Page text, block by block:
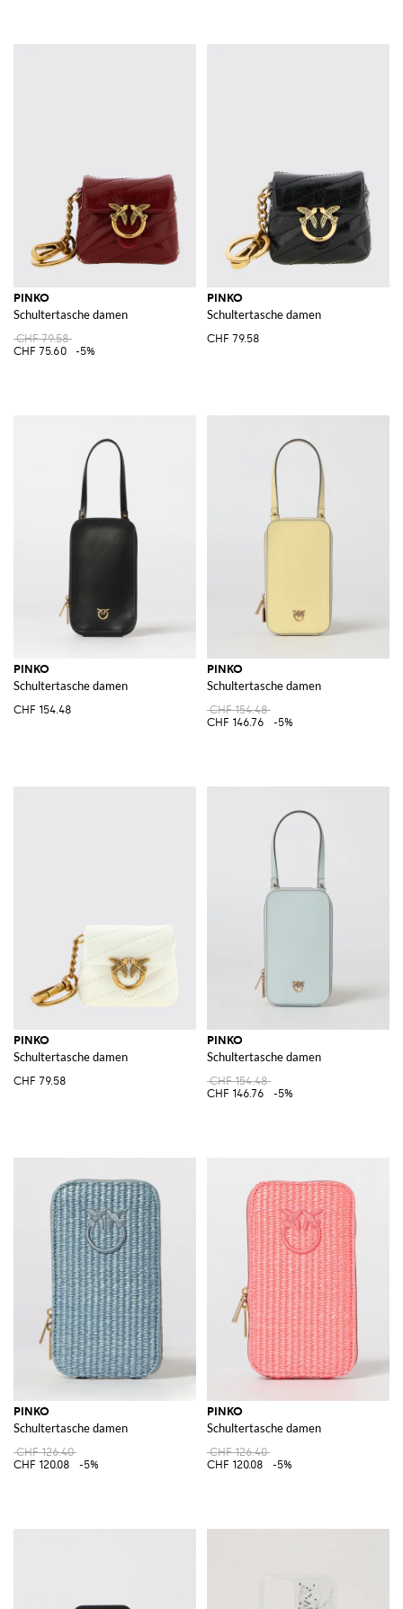
PINKO
Schultertasche damen
CHF 79.58
CHF 75.60
-5%
PINKO
Schultertasche damen
CHF 79.58
PINKO
Schultertasche damen
CHF 154.48
PINKO
Schultertasche damen
CHF 154.48
CHF 146.76
-5%
PINKO
Schultertasche damen
CHF 79.58
PINKO
Schultertasche damen
CHF 154.48
CHF 146.76
-5%
PINKO
Schultertasche damen
CHF 126.40
CHF 120.08
-5%
PINKO
Schultertasche damen
CHF 126.40
CHF 120.08
-5%